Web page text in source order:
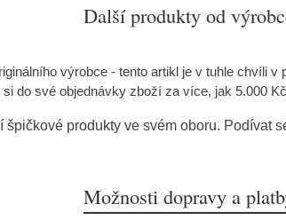
Další produkty od
výrobce - tento artikl je v tuhle chvíli v
do své objednávky zboží za více, jak 5.000
špičkové produkty ve svém oboru. Podívat
Možnosti dopravy a